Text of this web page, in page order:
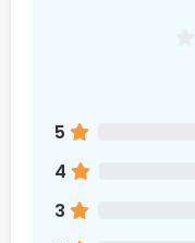
5
4
3